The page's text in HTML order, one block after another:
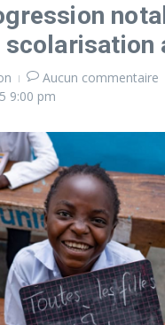
scolarisation
Aucun commentaire
9:00 pm